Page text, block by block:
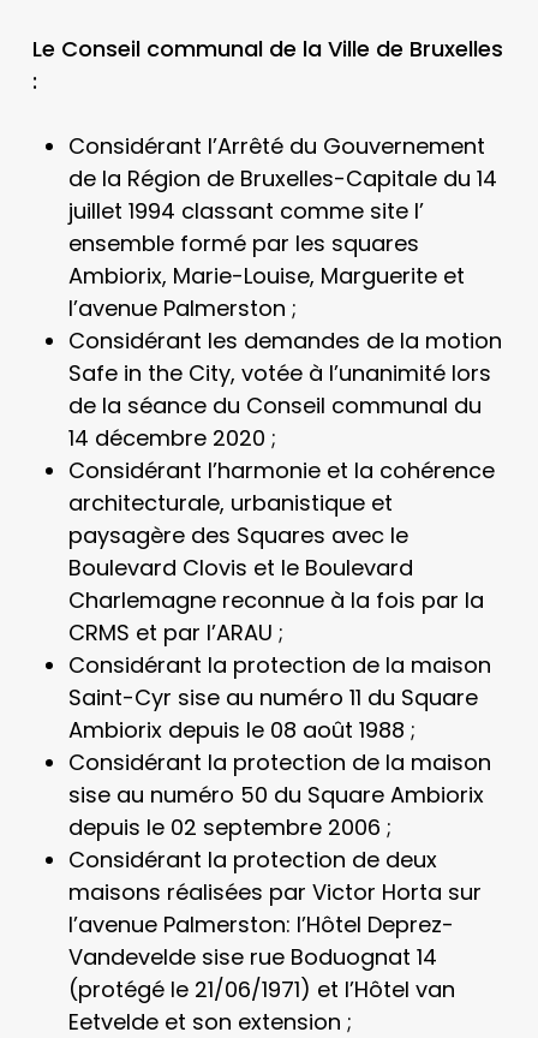
Le Conseil communal de la Ville de Bruxelles
:
Considérant l’Arrêté du Gouvernement
de la Région de Bruxelles-Capitale du 14
juillet 1994 classant comme site l’
ensemble formé par les squares
Ambiorix, Marie-Louise, Marguerite et
l’avenue Palmerston ;
Considérant les demandes de la motion
Safe in the City, votée à l’unanimité lors
de la séance du Conseil communal du
14 décembre 2020 ;
Considérant l’harmonie et la cohérence
architecturale, urbanistique et
paysagère des Squares avec le
Boulevard Clovis et le Boulevard
Charlemagne reconnue à la fois par la
CRMS et par l’ARAU ;
Considérant la protection de la maison
Saint-Cyr sise au numéro 11 du Square
Ambiorix depuis le 08 août 1988 ;
Considérant la protection de la maison
sise au numéro 50 du Square Ambiorix
depuis le 02 septembre 2006 ;
Considérant la protection de deux
maisons réalisées par Victor Horta sur
l’avenue Palmerston: l’Hôtel Deprez-
Vandevelde sise rue Boduognat 14
(protégé le 21/06/1971) et l’Hôtel van
Eetvelde et son extension ;